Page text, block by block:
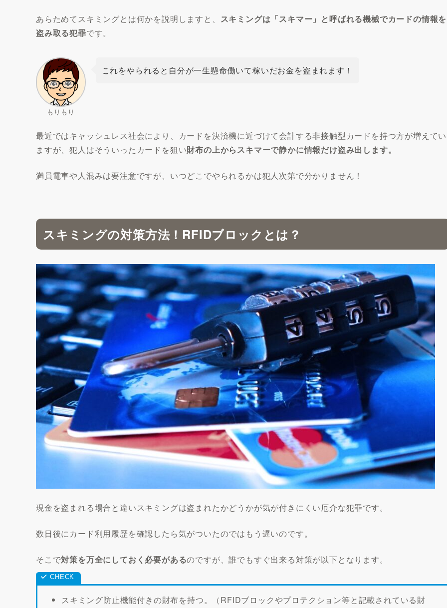
あらためてスキミングとは何かを説明しますと、 スキミングは「スキマー」と呼ばれる機械でカードの情報を
盗み取る犯罪です。
もりもり
これをやられると自分が一生懸命働いて稼いだお金を盗まれます！
最近ではキャッシュレス社会により、カードを決済機に近づけて会計する非接触型カードを持つ方が増えてい
ますが、犯人はそういったカードを狙い財布の上からスキマーで静かに情報だけ盗み出します。
満員電車や人混みは要注意ですが、いつどこでやられるかは犯人次第で分かりません！
スキミングの対策方法！RFIDブロックとは？
現金を盗まれる場合と違いスキミングは盗まれたかどうかが気が付きにくい厄介な犯罪です。
数日後にカード利用履歴を確認したら気がついたのではもう遅いのです。
そこで対策を万全にしておく必要があるのですが、誰でもすぐ出来る対策が以下となります。
スキミング防止機能付きの財布を持つ。（RFIDブロックやプロテクション等と記載されている財